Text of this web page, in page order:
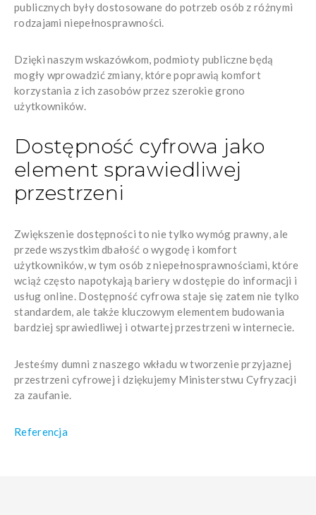
publicznych były dostosowane do potrzeb osób z różnymi
rodzajami niepełnosprawności.
Dzięki naszym wskazówkom, podmioty publiczne będą
mogły wprowadzić zmiany, które poprawią komfort
korzystania z ich zasobów przez szerokie grono
użytkowników.
Dostępność cyfrowa jako
element sprawiedliwej
przestrzeni
Zwiększenie dostępności to nie tylko wymóg prawny, ale
przede wszystkim dbałość o wygodę i komfort
użytkowników, w tym osób z niepełnosprawnościami, które
wciąż często napotykają bariery w dostępie do informacji i
usług online. Dostępność cyfrowa staje się zatem nie tylko
standardem, ale także kluczowym elementem budowania
bardziej sprawiedliwej i otwartej przestrzeni w internecie.
Jesteśmy dumni z naszego wkładu w tworzenie przyjaznej
przestrzeni cyfrowej i dziękujemy Ministerstwu Cyfryzacji
za zaufanie.
Referencja